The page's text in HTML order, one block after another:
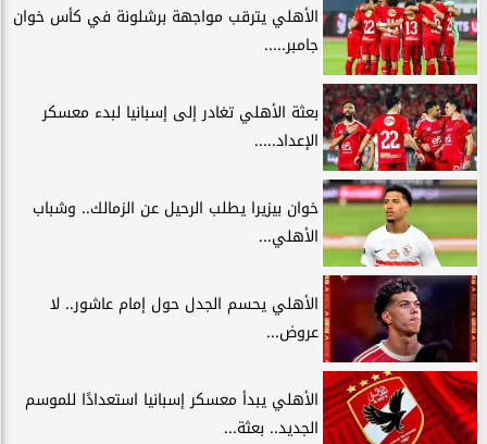
الأهلي يترقب مواجهة برشلونة في كأس خوان
جامبر.....
بعثة الأهلي تغادر إلى إسبانيا لبدء معسكر
الإعداد.....
خوان بيزيرا يطلب الرحيل عن الزمالك.. وشباب
الأهلي...
الأهلي يحسم الجدل حول إمام عاشور.. لا
عروض...
الأهلي يبدأ معسكر إسبانيا استعدادًا للموسم
الجديد.. بعثة...